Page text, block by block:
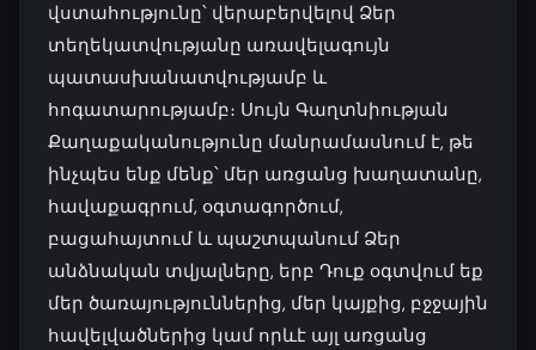
վստահությունը՝ վերաբերվելով Ձեր
տեղեկատվությանը առավելագույն
պատասխանատվությամբ և
հոգատարությամբ։ Սույն Գաղտնիության
Քաղաքականությունը մանրամասնում է, թե
ինչպես ենք մենք՝ մեր առցանց խաղատանը,
հավաքագրում, օգտագործում,
բացահայտում և պաշտպանում Ձեր
անձնական տվյալները, երբ Դուք օգտվում եք
մեր ծառայություններից, մեր կայքից, բջջային
հավելվածներից կամ որևէ այլ առցանց